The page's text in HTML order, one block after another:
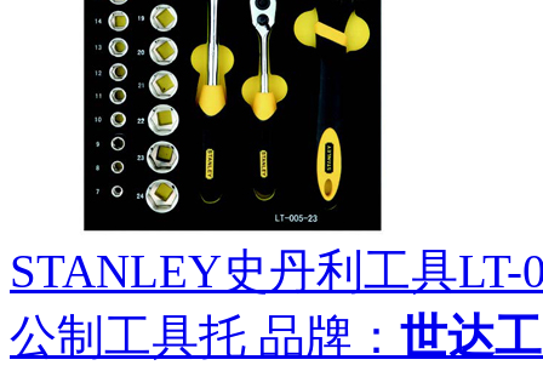
STANLEY史丹利工具LT-
公制工具托 品牌： 世达